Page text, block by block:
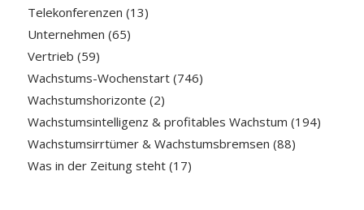
Telekonferenzen (13)
Unternehmen (65)
Vertrieb (59)
Wachstums-Wochenstart(746)
Wachstumshorizonte (2)
Wachstumsintelligenz & profitables Wachstum (194)
Wachstumsirrtümer & Wachstumsbremsen (88)
Was in der Zeitung steht(17)